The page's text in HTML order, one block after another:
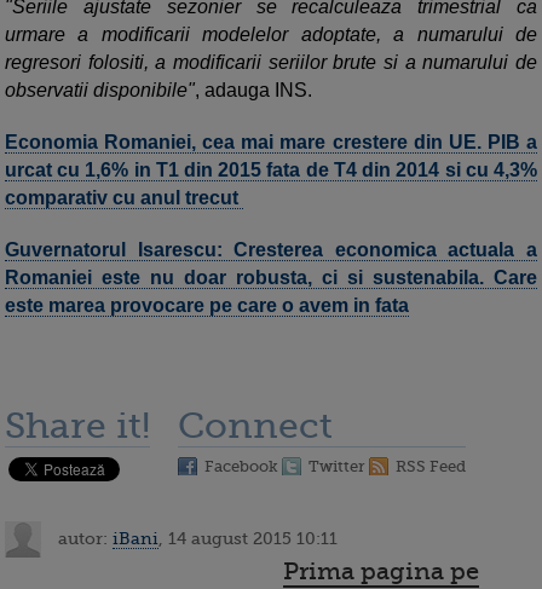
"Seriile ajustate sezonier se recalculeaza trimestrial ca
urmare a modificarii modelelor adoptate, a numarului de
regresori folositi, a modificarii seriilor brute si a numarului de
observatii disponibile", adauga INS.
Economia Romaniei, cea mai mare crestere din UE. PIB a
urcat cu 1,6% in T1 din 2015 fata de T4 din 2014 si cu 4,3%
comparativ cu anul trecut
Guvernatorul Isarescu: Cresterea economica actuala a
Romaniei este nu doar robusta, ci si sustenabila. Care
este marea provocare pe care o avem in fata
Share it! Connect
Facebook Twitter RSS Feed
autor: iBani , 14 august 2015 10:11
Prima pagina pe